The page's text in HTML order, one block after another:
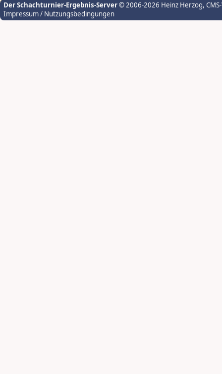
Der Schachturnier-Ergebnis-Server© 2006-2026 Heinz Herzog,
Impressum / Nutzungsbedingungen